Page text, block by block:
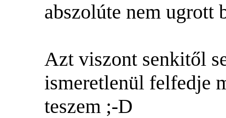
abszolúte nem ugrott
Azt viszont senkitől
ismeretlenül felfedje
teszem ;-D